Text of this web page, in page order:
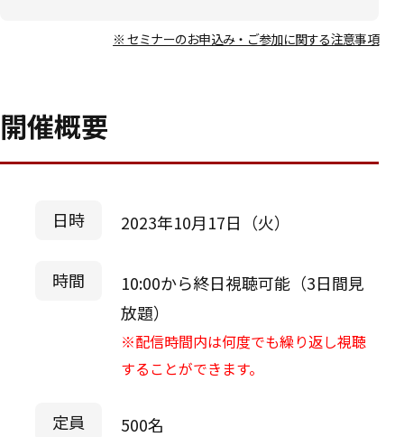
※ セミナーのお申込み・ご参加に関する注意事項
開催概要
日時 2023年10月17日（火）
時間
10:00から終日視聴可能（3日間見
放題）
※配信時間内は何度でも繰り返し視聴
することができます。
定員 500名